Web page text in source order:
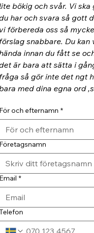
bökig och svår. Vi
har och svara så gott
förbereda oss så
snabbare. Du kan
innan du fått se
är bara att sätta i
så gör inte det ngt
med dina egna ord
och efternamn *
*